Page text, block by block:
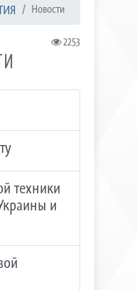
Новости
2253
техники
и